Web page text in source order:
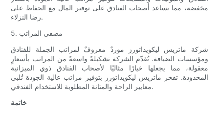
مخفضة، مما يساعد أصحاب الفنادق على توفير المال مع الحفاظ على
رضا النزلاء.
5. مصفي المراتب
شركة ماتريس ليكويداتورز موردٌ معروفٌ لمراتب الجملة للفنادق
ومؤسسات الضيافة. تُقدّم الشركة تشكيلةً واسعةً من المراتب بأسعارٍ
معقولة، مما يجعلها خيارًا مثاليًا لأصحاب الفنادق ذوي الميزانية
المحدودة. تفخر ماتريس ليكويداتورز بتوفير مراتب عالية الجودة تُلبي
معايير الراحة والمتانة المطلوبة للاستخدام الفندقي.
خاتمة